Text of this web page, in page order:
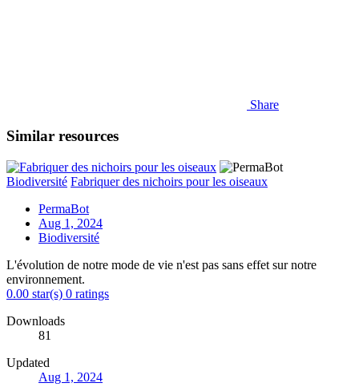
Share
Similar resources
Biodiversité Fabriquer des nichoirs pour les oiseaux
PermaBot
Aug 1, 2024
Biodiversité
L'évolution de notre mode de vie n'est pas sans effet sur notre
environnement.
0.00 star(s) 0 ratings
Downloads
81
Updated
Aug 1, 2024